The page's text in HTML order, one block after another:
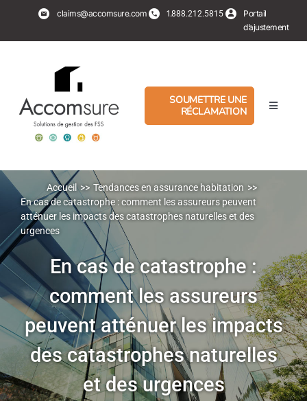
contenu
claims@accomsure.com 1.888.212.5815
Portail
d’ajustement
Basculer
Experts en sinistre
PropertyHub
Assurés
Services
Études de cas
À propos
SOUMETTRE UNE
RÉCLAMATION
En cas de catastrophe :
comment les assureurs
peuvent atténuer les impacts
des catastrophes naturelles
et des urgences
Accueil
Tendances en assurance habitation
En cas de catastrophe : comment les assureurs peuvent
atténuer les impacts des catastrophes naturelles et des
urgences